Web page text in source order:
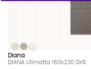
DIANA Ullmatta
DIANA Ullmatta 160x230 Grå
DIANA Ullmatta 160x230 Grå
DIANA Ullmatta 160x230 Grå
Diana
DIANA Ullmatta 160x230 Grå